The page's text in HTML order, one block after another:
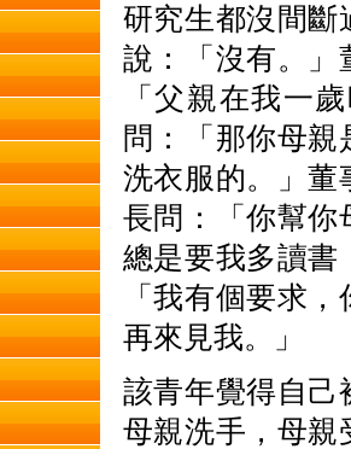
研究生都沒間斷
說：「沒有。」
「父親在我一
問：「那你母
洗衣服的。」董
長問：「你幫你
總是要我多讀書
「我有個要求
再來見我。」
該青年覺得自己
母親洗手，母親